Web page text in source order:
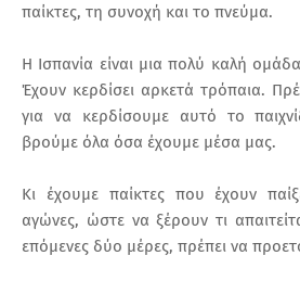
παίκτες, τη συνοχή και το πνεύμα.
Η Ισπανία είναι μια πολύ καλή
Έχουν κερδίσει αρκετά τρόπαια.
για να κερδίσουμε αυτό το
βρούμε όλα όσα έχουμε μέσα μας.
Κι έχουμε παίκτες που έχουν
αγώνες, ώστε να ξέρουν τι
επόμενες δύο μέρες, πρέπει να